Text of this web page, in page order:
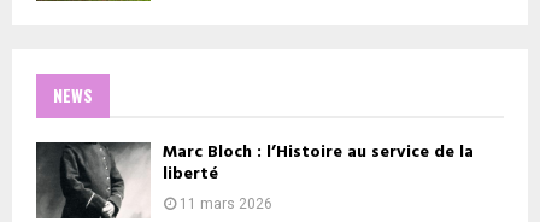
NEWS
Marc Bloch : l’Histoire au service de la
liberté
11 mars 2026